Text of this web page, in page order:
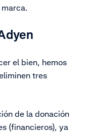
el bien, hemos
tres
de la donación
(financieros), ya